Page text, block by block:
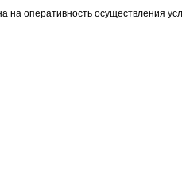
оперативность осуществления